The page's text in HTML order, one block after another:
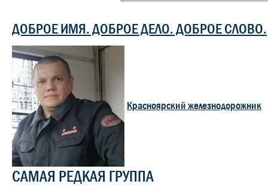
ДОБРОЕ ИМЯ. ДОБРОЕ ДЕЛО. ДОБРОЕ СЛОВО.
Красноярский железнодорожник
САМАЯ РЕДКАЯ ГРУППА